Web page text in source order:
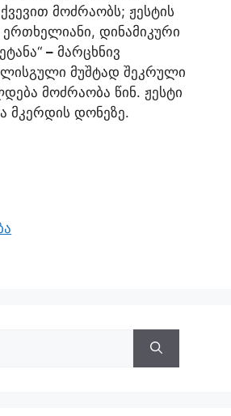
მოძრაობს; ჟესტის
დინამიკური
– მარცხნივ
მუშტად შეკრული
მოძრაობა წინ. ჟესტი
მკერდის დონეზე.